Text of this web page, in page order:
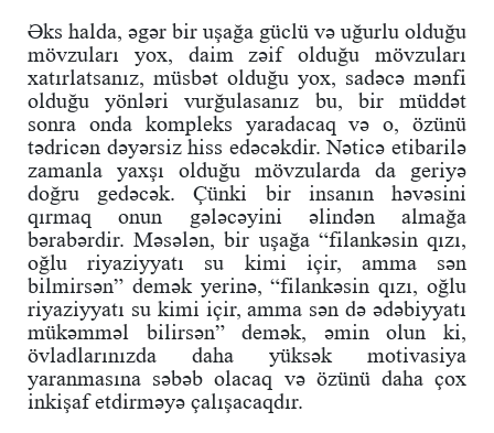
Əks halda, əgər bir uşağa güclü və uğurlu olduğu
mövzuları yox, daim zəif olduğu mövzuları
xatırlatsanız, müsbət olduğu yox, sadəcə mənfi
olduğu yönləri vurğulasanız bu, bir müddət
sonra onda kompleks yaradacaq və o, özünü
tədricən dəyərsiz hiss edəcəkdir. Nəticə etibarilə
zamanla yaxşı olduğu mövzularda da geriyə
doğru gedəcək. Çünki bir insanın həvəsini
qırmaq onun gələcəyini əlindən almağa
bərabərdir. Məsələn, bir uşağa “filankəsin qızı,
oğlu riyaziyyatı su kimi içir, amma sən
bilmirsən” demək yerinə, “filankəsin qızı, oğlu
riyaziyyatı su kimi içir, amma sən də ədəbiyyatı
mükəmməl bilirsən” demək, əmin olun ki,
övladlarınızda daha yüksək motivasiya
yaranmasına səbəb olacaq və özünü daha çox
inkişaf etdirməyə çalışacaqdır.